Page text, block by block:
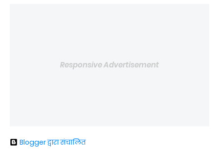
Responsive Advertisement
Blogger द्वारा संचालित